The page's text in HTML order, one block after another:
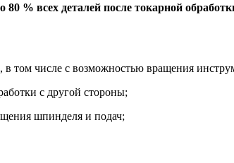
всех деталей после токарной
том числе с возможностью вращения
с другой стороны;
шпинделя и подач;